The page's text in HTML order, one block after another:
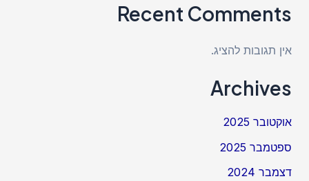
Recent Comments
אין תגובות להציג.
Archives
אוקטובר 2025
ספטמבר 2025
דצמבר 2024